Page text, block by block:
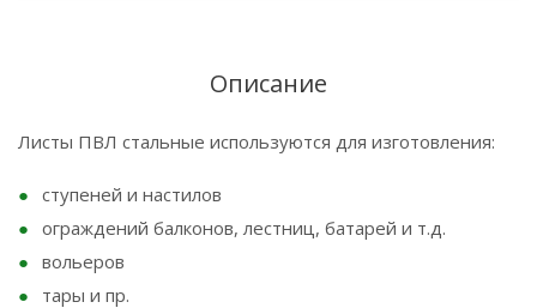
Описание
Листы ПВЛ стальные используются для изготовления:
ступеней и настилов
ограждений балконов, лестниц, батарей и т.д.
вольеров
тары и пр.